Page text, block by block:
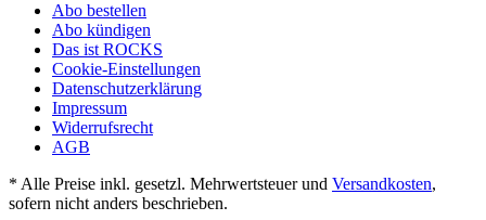
Abo bestellen
Abo kündigen
Das ist ROCKS
Cookie-Einstellungen
Datenschutzerklärung
Impressum
Widerrufsrecht
AGB
* Alle Preise inkl. gesetzl. Mehrwertsteuer und Versandkosten,
sofern nicht anders beschrieben.